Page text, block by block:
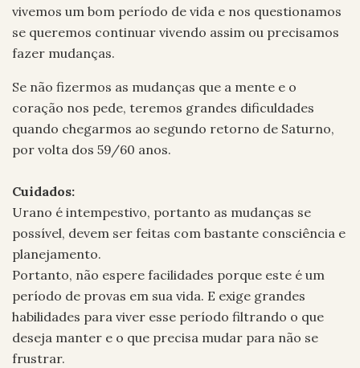
vivemos um bom período de vida e nos questionamos
se queremos continuar vivendo assim ou precisamos
fazer mudanças.
Se não fizermos as mudanças que a mente e o
coração nos pede, teremos grandes dificuldades
quando chegarmos ao segundo retorno de Saturno,
por volta dos 59/60 anos.
Cuidados:
Urano é intempestivo, portanto as mudanças se
possível, devem ser feitas com bastante consciência e
planejamento.
Portanto, não espere facilidades porque este é um
período de provas em sua vida. E exige grandes
habilidades para viver esse período filtrando o que
deseja manter e o que precisa mudar para não se
frustrar.